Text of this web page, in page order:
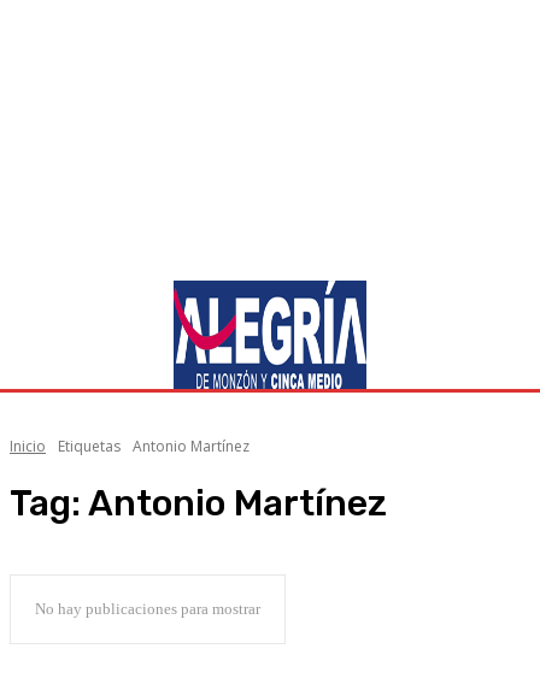
Inicio Etiquetas Antonio Martínez
Tag: Antonio Martínez
No hay publicaciones para mostrar